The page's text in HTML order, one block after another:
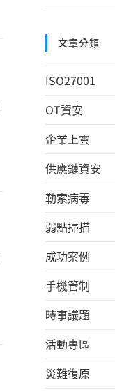
文章分類
ISO27001
OT資安
企業上雲
供應鏈資安
勒索病毒
弱點掃描
成功案例
手機管制
時事議題
活動專區
災難復原